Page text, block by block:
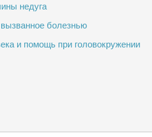
недуга
болезнью
и помощь при головокружении